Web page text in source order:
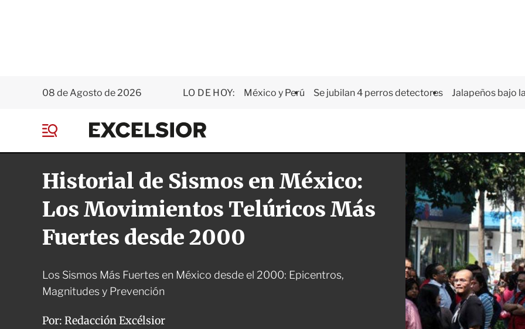
08 de Agosto de 2026 LO DE HOY: México y Perú Se jubilan 4 perros detectores Jalapeños bajo
E
x
e
s
i
r
e
ú
Historial de Sismos en México:
Los Movimientos Telúricos Más
Fuertes desde 2000
Los Sismos Más Fuertes en México desde el 2000: Epicentros,
Magnitudes y Prevención
Por: Redacción Excélsior